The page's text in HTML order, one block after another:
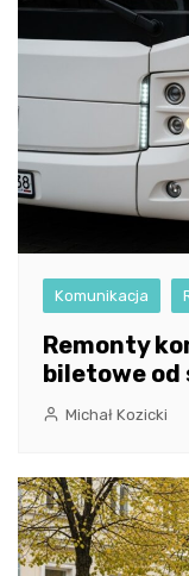
Komunikacja
Remonty
biletowe od
Michał Kozicki